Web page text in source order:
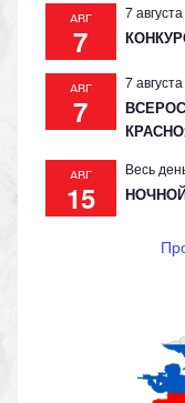
АВГ
7
7
АВГ
7
7
АВГ
15
Весь